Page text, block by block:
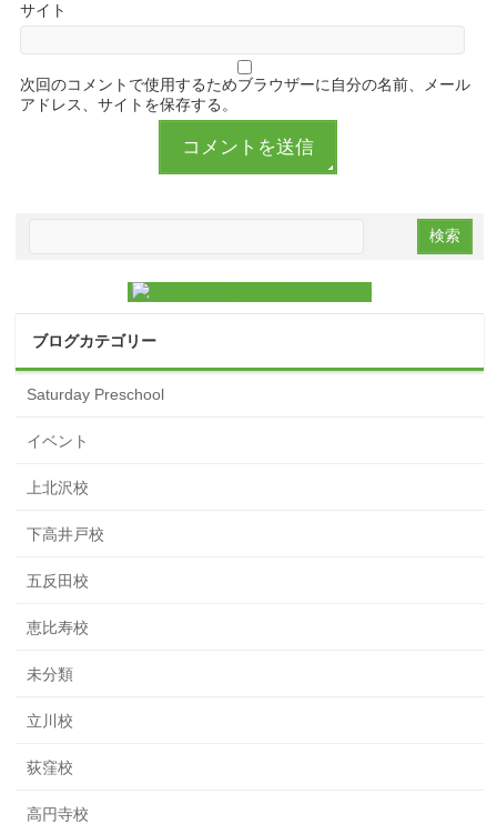
サイト
次回のコメントで使用するためブラウザーに自分の名前、メール
アドレス、サイトを保存する。
ブログカテゴリー
Saturday Preschool
イベント
上北沢校
下高井戸校
五反田校
恵比寿校
未分類
立川校
荻窪校
高円寺校